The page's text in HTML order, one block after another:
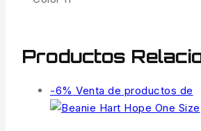
Productos
-6% Venta de productos de